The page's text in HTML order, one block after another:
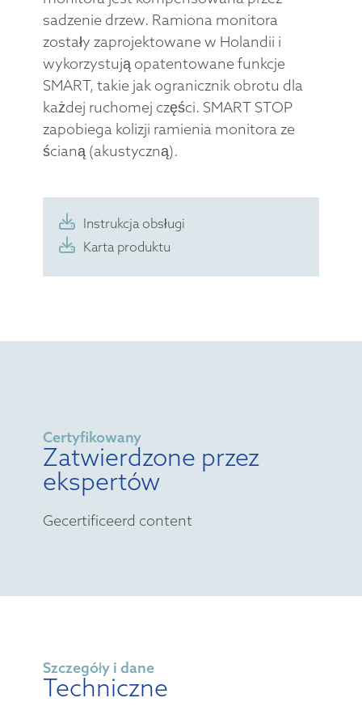
sadzenie drzew. Ramiona monitora
zostały zaprojektowane w Holandii i
wykorzystują opatentowane funkcje
SMART, takie jak ogranicznik obrotu dla
każdej ruchomej części. SMART STOP
zapobiega kolizji ramienia monitora ze
ścianą (akustyczną).
Instrukcja obsługi
Karta produktu
Certyfikowany
Zatwierdzone przez
ekspertów
Gecertificeerd content
Szczegóły i dane
Techniczne